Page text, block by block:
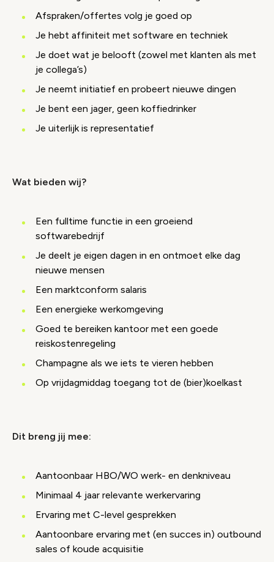
Afspraken/offertes volg je goed op
Je hebt affiniteit met software en techniek
Je doet wat je belooft (zowel met klanten als met
je collega’s)
Je neemt initiatief en probeert nieuwe dingen
Je bent een jager, geen koffiedrinker
Je uiterlijk is representatief
Wat bieden wij?
Een fulltime functie in een groeiend
softwarebedrijf
Je deelt je eigen dagen in en ontmoet elke dag
nieuwe mensen
Een marktconform salaris
Een energieke werkomgeving
Goed te bereiken kantoor met een goede
reiskostenregeling
Champagne als we iets te vieren hebben
Op vrijdagmiddag toegang tot de (bier)koelkast
Dit breng jij mee:
Aantoonbaar HBO/WO werk- en denkniveau
Minimaal 4 jaar relevante werkervaring
Ervaring met C-level gesprekken
Aantoonbare ervaring met (en succes in) outbound
sales of koude acquisitie